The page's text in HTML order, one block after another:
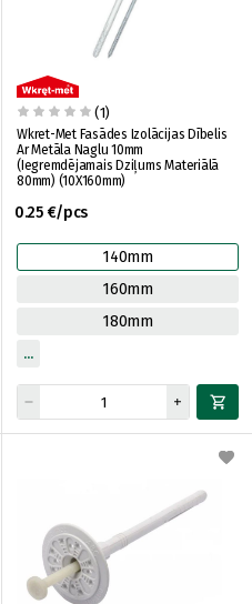
(1)
Wkret-Met Fasādes Izolācijas Dībelis
Ar Metāla Naglu 10mm
(Iegremdējamais Dziļums Materiālā
80mm) (10X160mm)
0.25 €/pcs
140mm
160mm
180mm